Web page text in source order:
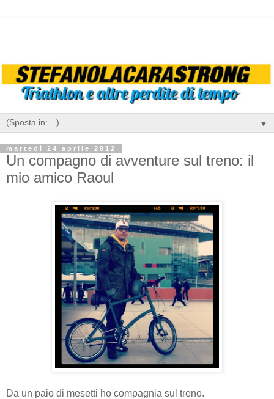
▼
martedì 24 aprile 2012
Un compagno di avventure sul treno: il
mio amico Raoul
Da un paio di mesetti ho compagnia sul treno.